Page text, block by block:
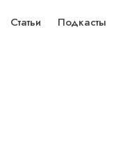
Статьи Подкасты